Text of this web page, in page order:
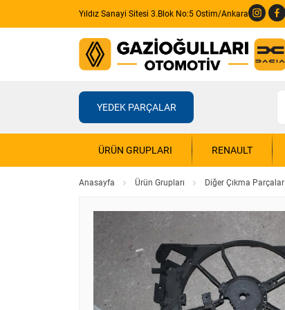
Yıldız Sanayi Sitesi 3.Blok No:5 Ostim/Ankara
YEDEK PARÇALAR
ÜRÜN GRUPLARI RENAULT
Anasayfa Ürün Grupları Diğer Çıkma Parçalar